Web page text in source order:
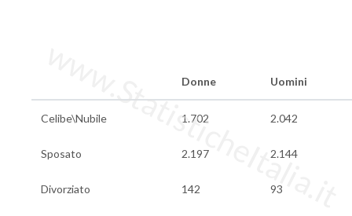
Donne Uomini
Celibe\Nubile 1.702 2.042
Sposato 2.197 2.144
Divorziato 142 93
www.StatisticheItalia.it